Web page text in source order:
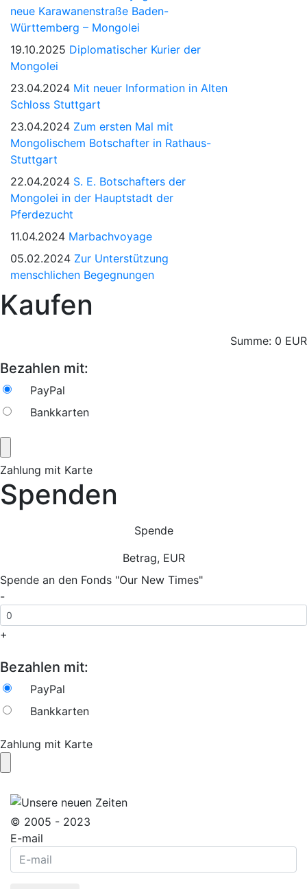
neue Karawanenstraße Baden-
Württemberg – Mongolei
19.10.2025 Diplomatischer Kurier der
Mongolei
23.04.2024 Mit neuer Information in Alten
Schloss Stuttgart
23.04.2024 Zum ersten Mal mit
Mongolischem Botschafter in Rathaus-
Stuttgart
22.04.2024 S. E. Botschafters der
Mongolei in der Hauptstadt der
Pferdezucht
11.04.2024 Marbachvoyage
05.02.2024 Zur Unterstützung
menschlichen Begegnungen
Kaufen
Summe: 0 EUR
Bezahlen mit:
PayPal
Bankkarten
Zahlung mit Karte
Spenden
Spende
Betrag, EUR
Spende an den Fonds "Our New Times"
-
+
Bezahlen mit:
PayPal
Bankkarten
Zahlung mit Karte
© 2005 - 2023
E-mail